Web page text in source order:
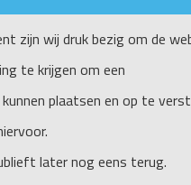
zijn wij druk bezig om de
te krijgen om een
plaatsen en op te
later nog eens terug.